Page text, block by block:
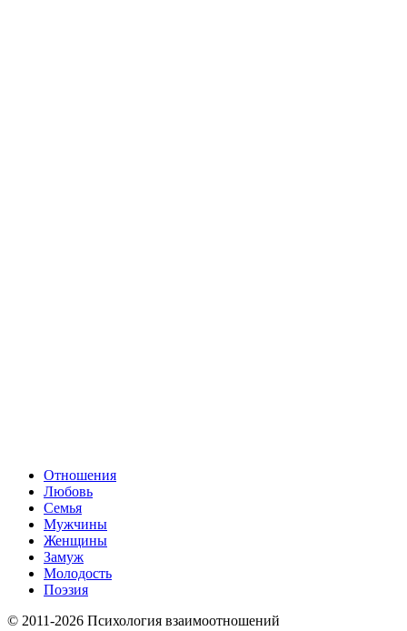
Отношения
Любовь
Семья
Мужчины
Женщины
Замуж
Молодость
Поэзия
© 2011-2026 Психология взаимоотношений